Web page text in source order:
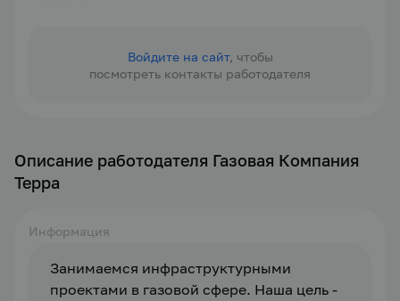
Войдите на сайт, чтобы
посмотреть контакты работодателя
Описание работодателя Газовая Компания
Терра
Информация
Занимаемся инфраструктурными
проектами в газовой сфере. Наша цель -